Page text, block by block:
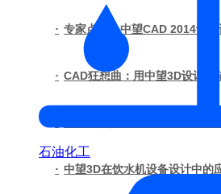
石油化工
· 专家点评：中望CAD 2014让
· CAD狂想曲：用中望3D设计海
· 中望3D在饮水机设备设计中的